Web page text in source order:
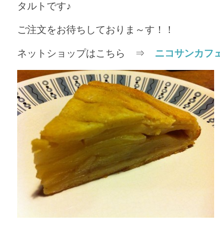
タルトです♪
ご注文をお待ちしておりま～す！！
ネットショップはこちら ⇒ ニコサンカフ